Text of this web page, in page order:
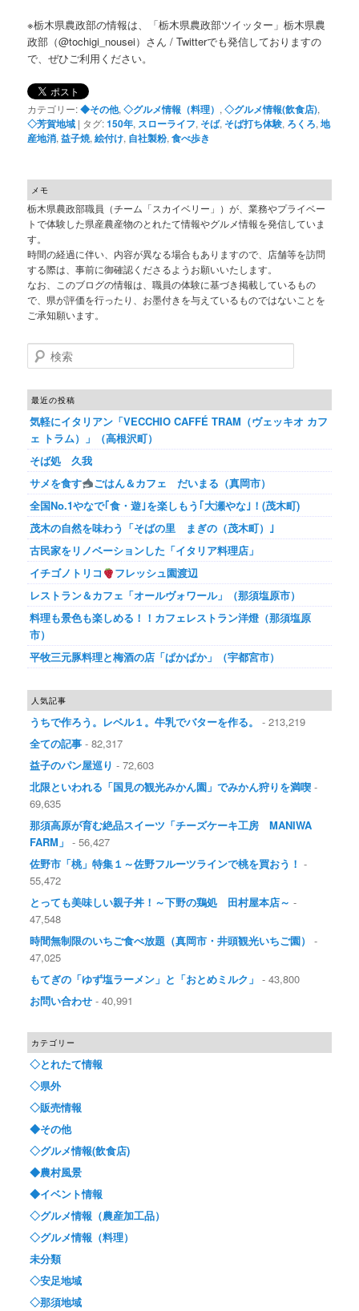
※栃木県農政部の情報は、「栃木県農政部ツイッター」栃木県農
政部（@tochigi_nousei）さん / Twitterでも発信しておりますの
で、ぜひご利用ください。
カテゴリー:◆その他,◇グルメ情報（料理） ,◇グルメ情報(飲食店),
◇芳賀地域 | タグ:150年, スローライフ, そば, そば打ち体験, ろくろ,地
産地消,益子焼,絵付け, 自社製粉,食べ歩き
メモ
栃木県農政部職員（チーム「スカイベリー」）が、業務やプライベー
トで体験した県産農産物のとれたて情報やグルメ情報を発信していま
す。
時間の経過に伴い、内容が異なる場合もありますので、店舗等を訪問
する際は、事前に御確認くださるようお願いいたします。
なお、このブログの情報は、職員の体験に基づき掲載しているもの
で、県が評価を行ったり、お墨付きを与えているものではないことを
ご承知願います。
検索
最近の投稿
気軽にイタリアン「VECCHIO CAFFÉ TRAM（ヴェッキオ カフ
ェ トラム）」（高根沢町）
そば処 久我
サメを食す
ごはん＆カフェ だいまる（真岡市）
全国No.1やなで｢食・遊｣を楽しもう｢大瀬やな｣！(茂木町)
茂木の自然を味わう「そばの里 まぎの（茂木町）｣
古民家をリノベーションした「イタリア料理店」
イチゴノトリコ
フレッシュ園渡辺
レストラン＆カフェ「オールヴォワール」（那須塩原市）
料理も景色も楽しめる！！カフェレストラン洋燈（那須塩原
市）
平牧三元豚料理と梅酒の店「ぱかぱか」（宇都宮市）
人気記事
うちで作ろう。レベル１。牛乳でバターを作る。
- 213,219
全ての記事 - 82,317
益子のパン屋巡り - 72,603
北限といわれる「国見の観光みかん園」でみかん狩りを満喫 -
69,635
那須高原が育む絶品スイーツ「チーズケーキ工房 MANIWA
FARM」 - 56,427
佐野市「桃」特集１～佐野フルーツラインで桃を買おう！ -
55,472
とっても美味しい親子丼！～下野の鶏処 田村屋本店～ -
47,548
時間無制限のいちご食べ放題（真岡市・井頭観光いちご園）
-
47,025
もてぎの「ゆず塩ラーメン」と「おとめミルク」 - 43,800
お問い合わせ - 40,991
カテゴリー
◇とれたて情報
◇県外
◇販売情報
◆その他
◇グルメ情報(飲食店)
◆農村風景
◆イベント情報
◇グルメ情報（農産加工品）
◇グルメ情報（料理）
未分類
◇安足地域
◇那須地域